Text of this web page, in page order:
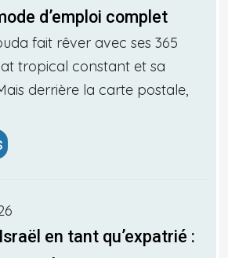
d’emploi complet
fait rêver avec ses 365
tropical constant et sa
derrière la carte postale,
en tant qu’expatrié :